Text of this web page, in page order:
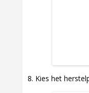
Kies het